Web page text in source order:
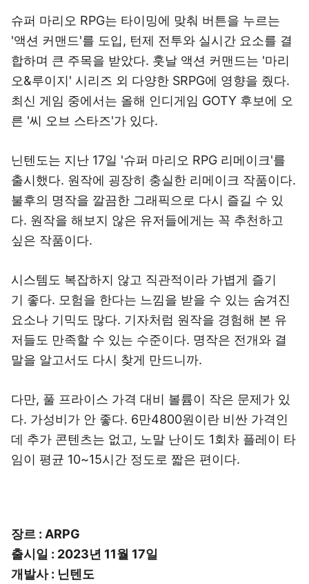
슈퍼 마리오 RPG는 타이밍에 맞춰 버튼을 누르는
'액션 커맨드'를 도입, 턴제 전투와 실시간 요소를 결
합하며 큰 주목을 받았다. 훗날 액션 커맨드는 '마리
오&루이지' 시리즈 외 다양한 SRPG에 영향을 줬다.
최신 게임 중에서는 올해 인디게임 GOTY 후보에 오
른 '씨 오브 스타즈'가 있다.
닌텐도는 지난 17일 '슈퍼 마리오 RPG 리메이크'를
출시했다. 원작에 굉장히 충실한 리메이크 작품이다.
불후의 명작을 깔끔한 그래픽으로 다시 즐길 수 있
다. 원작을 해보지 않은 유저들에게는 꼭 추천하고
싶은 작품이다.
시스템도 복잡하지 않고 직관적이라 가볍게 즐기
기 좋다. 모험을 한다는 느낌을 받을 수 있는 숨겨진
요소나 기믹도 많다. 기자처럼 원작을 경험해 본 유
저들도 만족할 수 있는 수준이다. 명작은 전개와 결
말을 알고서도 다시 찾게 만드니까.
다만, 풀 프라이스 가격 대비 볼륨이 작은 문제가 있
다. 가성비가 안 좋다. 6만4800원이란 비싼 가격인
데 추가 콘텐츠는 없고, 노말 난이도 1회차 플레이 타
임이 평균 10~15시간 정도로 짧은 편이다.
장르 : ARPG
출시일 : 2023년 11월 17일
개발사 : 닌텐도